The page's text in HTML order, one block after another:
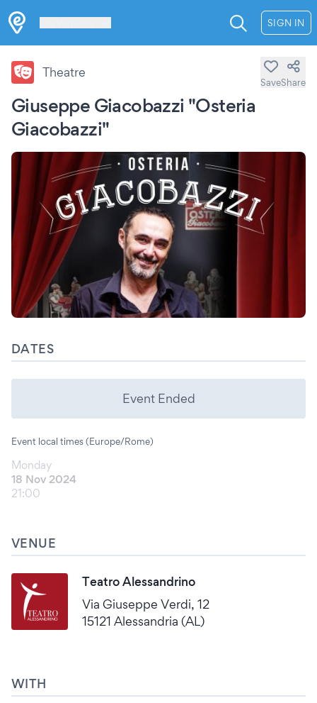
SIGN IN
Giuseppe Giacobazzi "Osteria
Giacobazzi"
Theatre
SaveShare
DATES
Event Ended
Event local times (Europe/Rome)
Monday
18 Nov 2024
21:00
VENUE
Teatro Alessandrino
Via Giuseppe Verdi, 12
15121 Alessandria (AL)
WITH